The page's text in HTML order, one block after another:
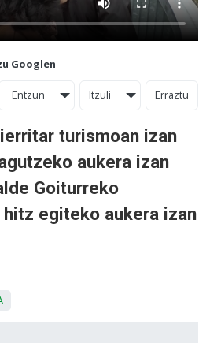
Googlen
Entzun Itzuli Erraztu
turismoan izan
aukera izan
Goiturreko
hitz egiteko aukera izan